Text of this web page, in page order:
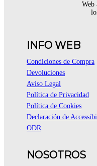
Web
INFO WEB
Condiciones de Compra
Devoluciones
Aviso Legal
Política de Privacidad
Política de Cookies
Declaración de
ODR
NOSOTROS